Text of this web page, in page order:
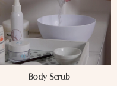
Body Scrub